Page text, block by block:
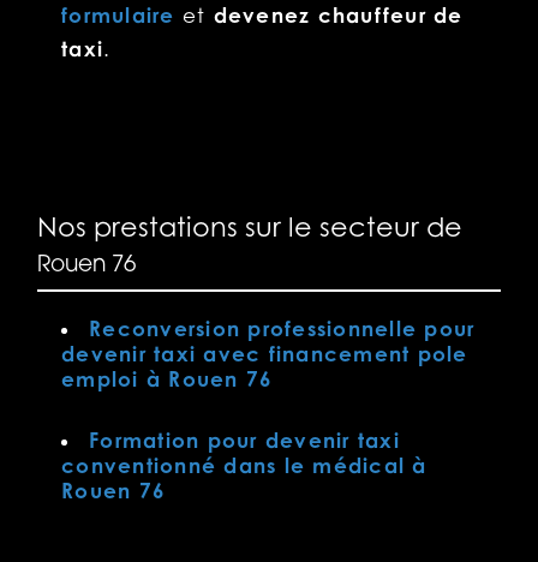
formulaire et devenez chauffeur de
taxi.
Nos prestations sur le secteur de
Rouen 76
Reconversion professionnelle pour
devenir taxi avec financement pole
emploi à Rouen 76
Formation pour devenir taxi
conventionné dans le médical à
Rouen 76